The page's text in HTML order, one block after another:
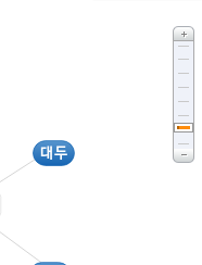
대두